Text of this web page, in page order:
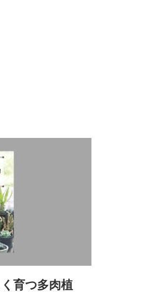
育つ多肉植